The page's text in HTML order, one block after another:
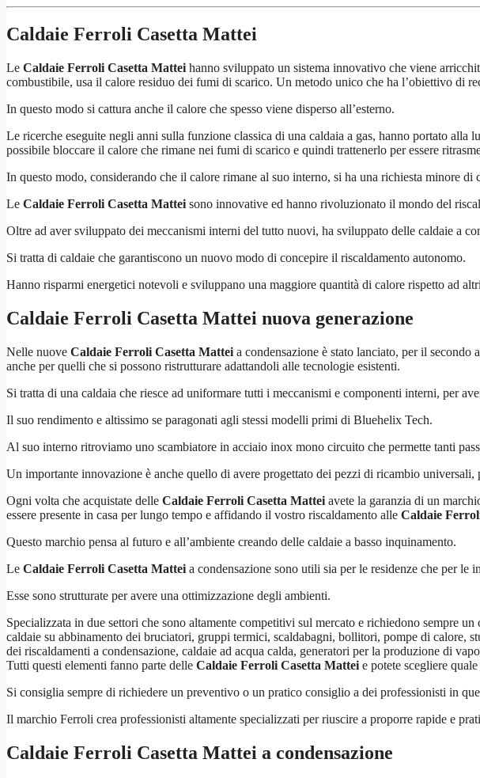
Caldaie Ferroli Casetta Mattei
Le Caldaie Ferroli Casetta Mattei hanno sviluppato un sistema innovativo che viene
combustibile, usa il calore residuo dei fumi di scarico. Un metodo unico che ha l’obiettivo di
In questo modo si cattura anche il calore che spesso viene disperso all’esterno.
Le ricerche eseguite negli anni sulla funzione classica di una caldaia a gas, hanno portato
possibile bloccare il calore che rimane nei fumi di scarico e quindi trattenerlo per essere
In questo modo, considerando che il calore rimane al suo interno, si ha una richiesta minore
Le Caldaie Ferroli Casetta Mattei sono innovative ed hanno rivoluzionato il mondo del
Oltre ad aver sviluppato dei meccanismi interni del tutto nuovi, ha sviluppato delle caldaie a
Si tratta di caldaie che garantiscono un nuovo modo di concepire il riscaldamento autonomo.
Hanno risparmi energetici notevoli e sviluppano una maggiore quantità di calore rispetto ad
Caldaie Ferroli Casetta Mattei nuova generazione
Nelle nuove Caldaie Ferroli Casetta Mattei a condensazione è stato lanciato, per il
anche per quelli che si possono ristrutturare adattandoli alle tecnologie esistenti.
Si tratta di una caldaia che riesce ad uniformare tutti i meccanismi e componenti interni, per
Il suo rendimento e altissimo se paragonati agli stessi modelli primi di Bluehelix Tech.
Al suo interno ritroviamo uno scambiatore in acciaio inox mono circuito che permette tanti
Un importante innovazione è anche quello di avere progettato dei pezzi di ricambio universali,
Ogni volta che acquistate delle Caldaie Ferroli Casetta Mattei avete la garanzia di un
essere presente in casa per lungo tempo e affidando il vostro riscaldamento alle Caldaie
Questo marchio pensa al futuro e all’ambiente creando delle caldaie a basso inquinamento.
Le Caldaie Ferroli Casetta Mattei a condensazione sono utili sia per le residenze che per le
Esse sono strutturate per avere una ottimizzazione degli ambienti.
Specializzata in due settori che sono altamente competitivi sul mercato e richiedono sempre
caldaie su abbinamento dei bruciatori, gruppi termici, scaldabagni, bollitori, pompe di calore,
dei riscaldamenti a condensazione, caldaie ad acqua calda, generatori per la produzione di
Tutti questi elementi fanno parte delle Caldaie Ferroli Casetta Mattei e potete scegliere
Si consiglia sempre di richiedere un preventivo o un pratico consiglio a dei professionisti in
Il marchio Ferroli crea professionisti altamente specializzati per riuscire a proporre rapide e
Caldaie Ferroli Casetta Mattei a condensazione